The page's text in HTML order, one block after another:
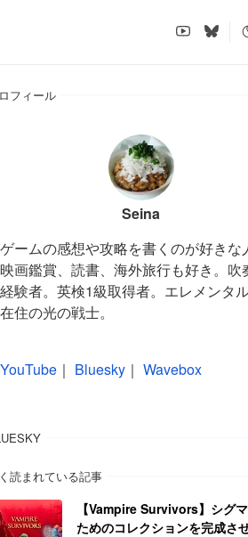
フィール
Seina
ゲームの感想や攻略を書くのが好きな
映画鑑賞、読書、海外旅行も好き。吹
経験者。英検1級取得者。エレメンタ
在住の光の戦士。
YouTube ｜ Bluesky ｜ Wavebox
読まれている記事
【Vampire Survivors】シグ
ためのコレクションを完成さ